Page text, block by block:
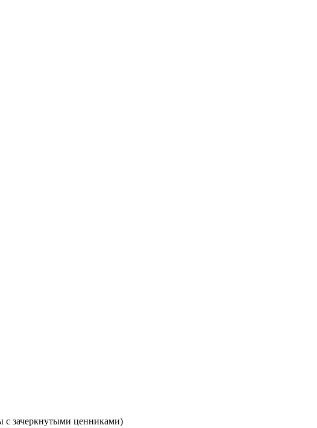
с зачеркнутыми ценниками)